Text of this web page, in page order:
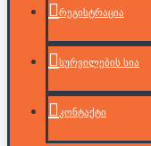
რეგისტრაცია
სურვილების სია
კონტაქტი